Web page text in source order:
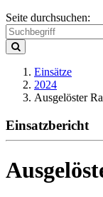
Seite durchsuchen:
Einsätze
2024
Ausgelöster
Einsatzbericht